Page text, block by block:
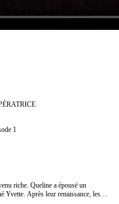
1
riche. Queline a épousé un
Yvette. Après leur renaissance, les